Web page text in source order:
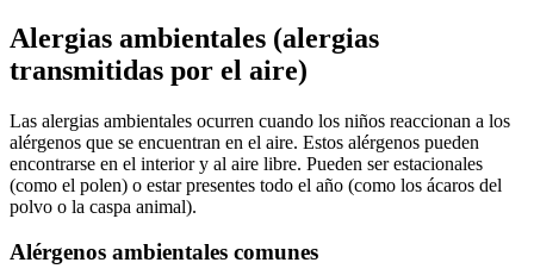
Alergias ambientales (alergias
transmitidas por el aire)
Las alergias ambientales ocurren cuando los niños reaccionan a los
alérgenos que se encuentran en el aire. Estos alérgenos pueden
encontrarse en el interior y al aire libre. Pueden ser estacionales
(como el polen) o estar presentes todo el año (como los ácaros del
polvo o la caspa animal).
Alérgenos ambientales comunes